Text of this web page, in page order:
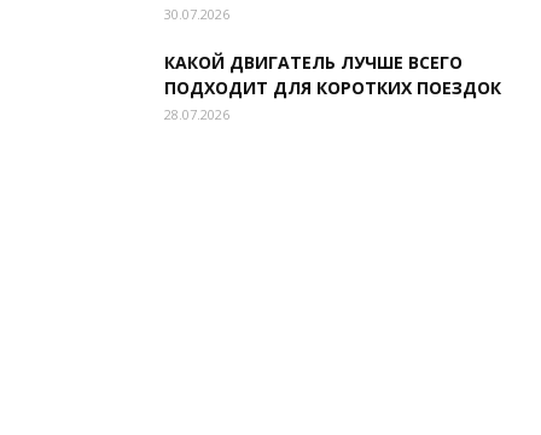
30.07.2026
КАКОЙ ДВИГАТЕЛЬ ЛУЧШЕ ВСЕГО
ПОДХОДИТ ДЛЯ КОРОТКИХ ПОЕЗДОК
28.07.2026